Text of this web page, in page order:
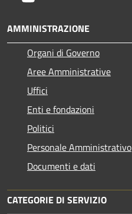
AMMINISTRAZIONE
Organi di Governo
Aree Amministrative
Uffici
Enti e fondazioni
Politici
Personale Amministrativo
Documenti e dati
CATEGORIE DI SERVIZIO